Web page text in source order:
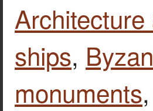
ships,
monuments,